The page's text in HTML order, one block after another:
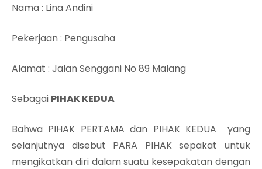
Nama: Lina Andini
Pekerjaan: Pengusaha
Alamat : Jalan Senggani No 89 Malang
Sebagai PIHAK KEDUA
Bahwa PIHAK PERTAMA dan PIHAK KEDUA yang
selanjutnya disebut PARA PIHAK sepakat untuk
mengikatkan diri dalam suatu kesepakatan dengan